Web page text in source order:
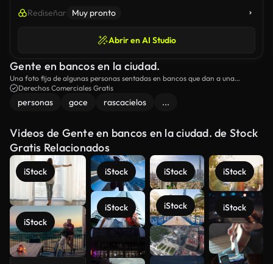
Rediseñar Muy pronto
Abrir en AI Studio
Gente en bancos en la ciudad.
Una foto fija de algunas personas sentadas en bancos que dan a una
hermosa vista de la ciudad.
Derechos Comerciales Gratis
personas goce rascacielos ...
Videos de Gente en bancos en la ciudad. de Stock
Gratis Relacionados
iStock
iStock
iStock
iStock
iStock
iStock
iStock
iStock
Ver más